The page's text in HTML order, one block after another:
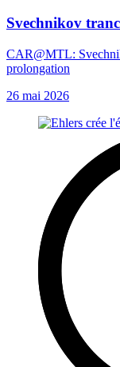
Svechnikov
CAR@MTL:
prolongation
26 mai 2026